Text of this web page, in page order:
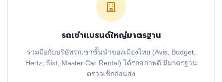
รถเช่าแบรนด์ใหญ่มาตรฐาน
ร่วมมือกับบริษัทรถเช่าชั้นนำของเมืองไทย (Avis, Budget,
Hertz, Sixt, Master Car Rental) ได้รถสภาพดี มีมาตรฐาน
ตรวจเช็กก่อนส่ง